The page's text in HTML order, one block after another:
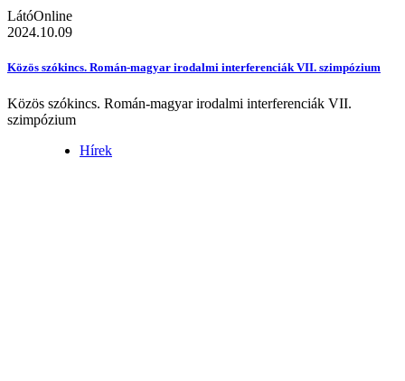
LátóOnline
2024.10.09
Közös szókincs. Román-magyar irodalmi interferenciák VII. szimpózium
Közös szókincs. Román-magyar irodalmi interferenciák VII.
szimpózium
Hírek